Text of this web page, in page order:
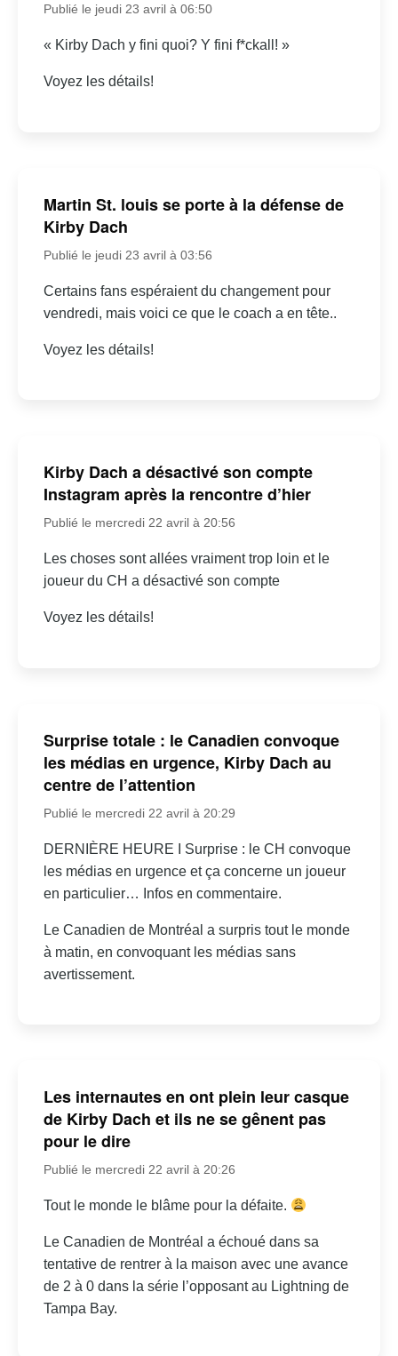
Publié le jeudi 23 avril à 06:50
« Kirby Dach y fini quoi? Y fini f*ckall! »
Voyez les détails!
Martin St. louis se porte à la défense de
Kirby Dach
Publié le jeudi 23 avril à 03:56
Certains fans espéraient du changement pour
vendredi, mais voici ce que le coach a en tête..
Voyez les détails!
Kirby Dach a désactivé son compte
Instagram après la rencontre d’hier
Publié le mercredi 22 avril à 20:56
Les choses sont allées vraiment trop loin et le
joueur du CH a désactivé son compte
Voyez les détails!
Surprise totale : le Canadien convoque
les médias en urgence, Kirby Dach au
centre de l’attention
Publié le mercredi 22 avril à 20:29
DERNIÈRE HEURE I Surprise : le CH convoque
les médias en urgence et ça concerne un joueur
en particulier… Infos en commentaire.
Le Canadien de Montréal a surpris tout le monde
à matin, en convoquant les médias sans
avertissement.
Les internautes en ont plein leur casque
de Kirby Dach et ils ne se gênent pas
pour le dire
Publié le mercredi 22 avril à 20:26
Tout le monde le blâme pour la défaite.
Le Canadien de Montréal a échoué dans sa
tentative de rentrer à la maison avec une avance
de 2 à 0 dans la série l’opposant au Lightning de
Tampa Bay.